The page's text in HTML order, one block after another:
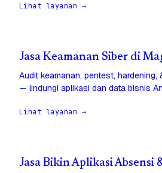
Lihat layanan →
Jasa Keamanan Siber di
Audit keamanan, pentest, hardening,
— lindungi aplikasi dan data bisnis
Lihat layanan →
Jasa Bikin Aplikasi Absensi